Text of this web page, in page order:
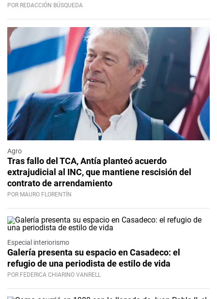
POR REDACCIÓN BÚSQUEDA
Agro
Tras fallo del TCA, Antía planteó acuerdo
extrajudicial al INC, que mantiene rescisión del
contrato de arrendamiento
POR MAURO FLORENTÍN
Especial interiorismo
Galería presenta su espacio en Casadeco: el
refugio de una periodista de estilo de vida
POR FEDERICA CHIARINO VANRELL